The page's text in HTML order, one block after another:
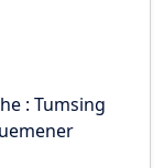
: Tumsing